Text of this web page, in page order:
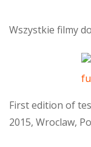
Wszystkie filmy
First edition of
2015, Wroclaw,